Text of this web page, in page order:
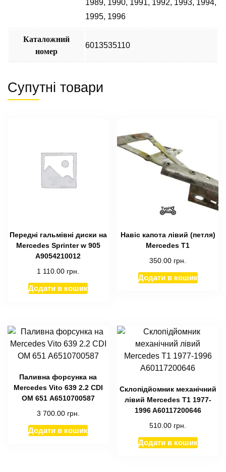
1989, 1990, 1991, 1992, 1993, 1994,
1995, 1996
Каталожний
номер
6013535110
Супутні товари
Передні гальмівні диски на
Mercedes Sprinter w 905
А9054210012
1 110.00 грн.
Додати в кошик
Навіс капота лівий (петля)
Mercedes T1
350.00 грн.
Додати в кошик
Паливна форсунка на
Mercedes Vito 639 2.2 CDI
OM 651 А6510700587
3 700.00 грн.
Додати в кошик
Склопідйомник механічний
лівий Mercedes T1 1977-
1996 A60117200646
510.00 грн.
Додати в кошик